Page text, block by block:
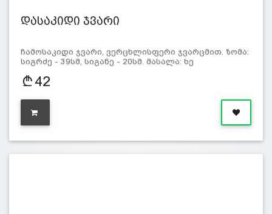
დასაკიდი ჯვარი
ჩამოსაკიდი ჯვარი, ვერცხლისფერი ჯვარცმით. ზომა:
სიგრძე - 39სმ, სიგანე - 20სმ. მასალა: ხე
42